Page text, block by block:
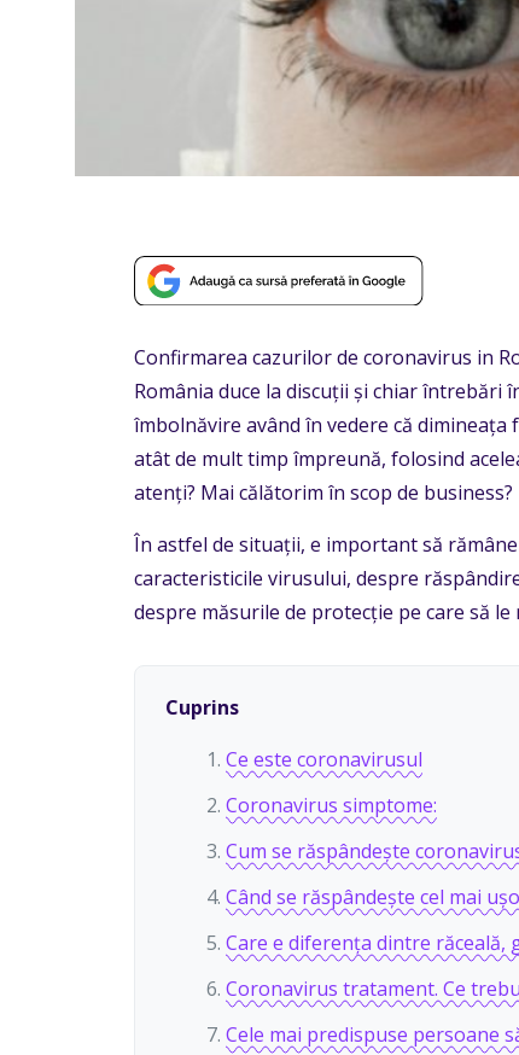
Confirmarea cazurilor de coronavirus in
România duce la discuții și chiar întrebări
îmbolnăvire având în vedere că
atât de mult timp împreună, folosind
atenți? Mai călătorim în scop de business?
În astfel de situații, e important să
caracteristicile virusului, despre
despre măsurile de protecție pe care să
Cuprins
Ce este coronavirusul
Coronavirus simptome:
Cum se răspândește
Când se răspândește cel mai
Care e diferența dintre răceală,
Coronavirus tratament. Ce
Cele mai predispuse persoane